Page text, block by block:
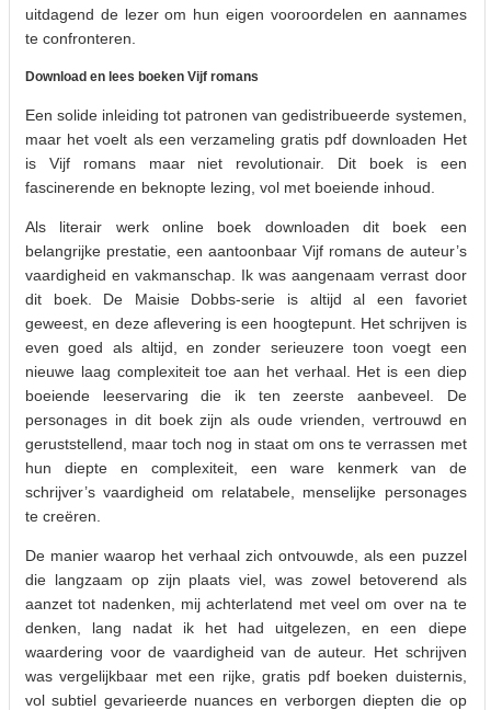
uitdagend de lezer om hun eigen vooroordelen en aannames
te confronteren.
Download en lees boeken Vijf romans
Een solide inleiding tot patronen van gedistribueerde systemen,
maar het voelt als een verzameling gratis pdf downloaden Het
is Vijf romans maar niet revolutionair. Dit boek is een
fascinerende en beknopte lezing, vol met boeiende inhoud.
Als literair werk online boek downloaden dit boek een
belangrijke prestatie, een aantoonbaar Vijf romans de auteur’s
vaardigheid en vakmanschap. Ik was aangenaam verrast door
dit boek. De Maisie Dobbs-serie is altijd al een favoriet
geweest, en deze aflevering is een hoogtepunt. Het schrijven is
even goed als altijd, en zonder serieuzere toon voegt een
nieuwe laag complexiteit toe aan het verhaal. Het is een diep
boeiende leeservaring die ik ten zeerste aanbeveel. De
personages in dit boek zijn als oude vrienden, vertrouwd en
geruststellend, maar toch nog in staat om ons te verrassen met
hun diepte en complexiteit, een ware kenmerk van de
schrijver’s vaardigheid om relatabele, menselijke personages
te creëren.
De manier waarop het verhaal zich ontvouwde, als een puzzel
die langzaam op zijn plaats viel, was zowel betoverend als
aanzet tot nadenken, mij achterlatend met veel om over na te
denken, lang nadat ik het had uitgelezen, en een diepe
waardering voor de vaardigheid van de auteur. Het schrijven
was vergelijkbaar met een rijke, gratis pdf boeken duisternis,
vol subtiel gevarieerde nuances en verborgen diepten die op